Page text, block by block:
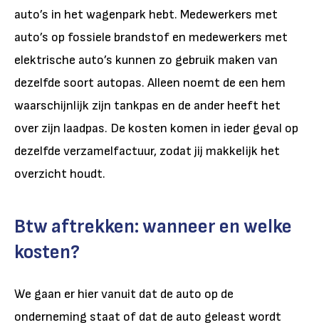
auto’s in het wagenpark hebt. Medewerkers met
auto’s op fossiele brandstof en medewerkers met
elektrische auto’s kunnen zo gebruik maken van
dezelfde soort autopas. Alleen noemt de een hem
waarschijnlijk zijn tankpas en de ander heeft het
over zijn laadpas. De kosten komen in ieder geval op
dezelfde verzamelfactuur, zodat jij makkelijk het
overzicht houdt.
Btw aftrekken: wanneer en welke
kosten?
We gaan er hier vanuit dat de auto op de
onderneming staat of dat de auto geleast wordt